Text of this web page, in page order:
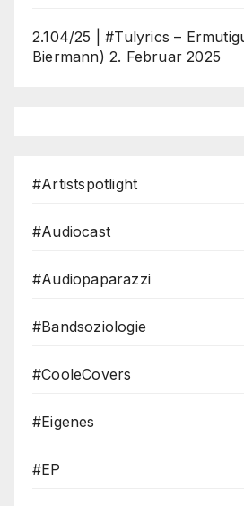
2.104/25 | #Tulyrics –
Biermann) 2. Februar 2025
#Artistspotlight
#Audiocast
#Audiopaparazzi
#Bandsoziologie
#CooleCovers
#Eigenes
#EP